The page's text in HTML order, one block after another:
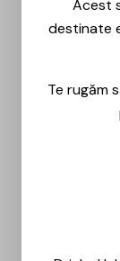
Acest
destinate
Te rugăm